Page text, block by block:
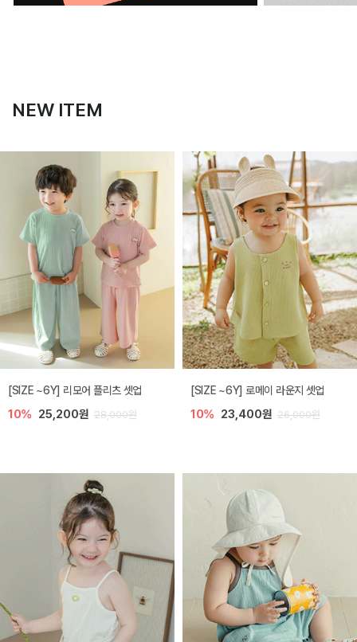
NEW ITEM
[SIZE ~6Y] 리모어 플리츠 셋업
10% 25,200원 28,000원
[SIZE ~6Y] 로메이 라운지 셋업
10% 23,400원 26,000원